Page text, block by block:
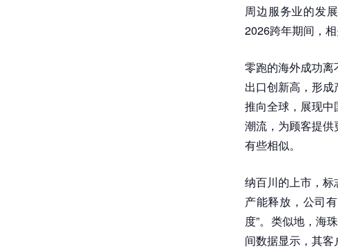
周边服务业的发
2026跨年期间，
零跑的海外成功
出口创新高，形
推向全球，展现
潮流，为顾客提
有些相似。
纳百川的上市，
产能释放，公司
度”。类似地，海
间数据显示，其客